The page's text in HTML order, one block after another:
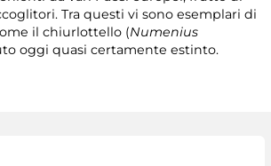
Tra questi vi sono esemplari di
il chiurlottello (Numenius
oggi quasi certamente estinto.